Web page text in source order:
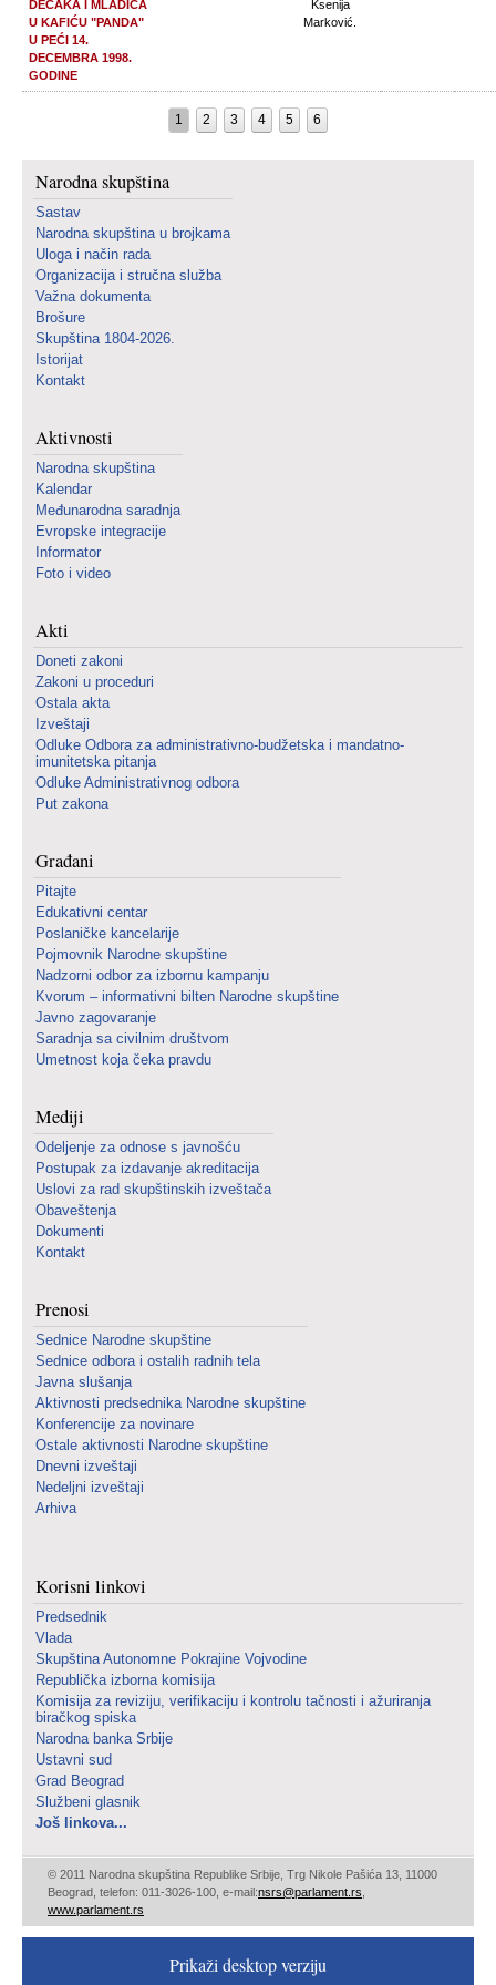
DEČAKA I MLADIĆA
U KAFIĆU "PANDA"
U PEĆI 14.
DECEMBRA 1998.
GODINE
Ksenija
Marković.
1 2 3 4 5 6
Narodna skupština
Sastav
Narodna skupština u brojkama
Uloga i način rada
Organizacija i stručna služba
Važna dokumenta
Brošure
Skupština 1804-2026.
Istorijat
Kontakt
Aktivnosti
Narodna skupština
Kalendar
Međunarodna saradnja
Evropske integracije
Informator
Foto i video
Akti
Doneti zakoni
Zakoni u proceduri
Ostala akta
Izveštaji
Odluke Odbora za administrativno-budžetska i mandatno-
imunitetska pitanja
Odluke Administrativnog odbora
Put zakona
Građani
Pitajte
Edukativni centar
Poslaničke kancelarije
Pojmovnik Narodne skupštine
Nadzorni odbor za izbornu kampanju
Kvorum – informativni bilten Narodne skupštine
Javno zagovaranje
Saradnja sa civilnim društvom
Umetnost koja čeka pravdu
Mediji
Odeljenje za odnose s javnošću
Postupak za izdavanje akreditacija
Uslovi za rad skupštinskih izveštača
Obaveštenja
Dokumenti
Kontakt
Prenosi
Sednice Narodne skupštine
Sednice odbora i ostalih radnih tela
Javna slušanja
Aktivnosti predsednika Narodne skupštine
Konferencije za novinare
Ostale aktivnosti Narodne skupštine
Dnevni izveštaji
Nedeljni izveštaji
Arhiva
Korisni linkovi
Predsednik
Vlada
Skupština Autonomne Pokrajine Vojvodine
Republička izborna komisija
Komisija za reviziju, verifikaciju i kontrolu tačnosti i ažuriranja
biračkog spiska
Narodna banka Srbije
Ustavni sud
Grad Beograd
Službeni glasnik
Još linkova...
© 2011 Narodna skupština Republike Srbije, Trg Nikole Pašića 13, 11000
Beograd, telefon: 011-3026-100, e-mail:nsrs@parlament.rs
www.parlament.rs
Prikaži desktop verziju